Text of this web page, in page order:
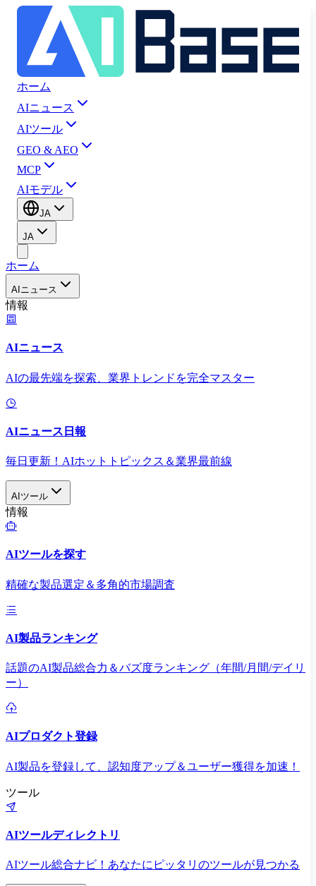
ホーム
AIニュース
AIツール
GEO & AEO
MCP
AIモデル
JA
JA
ホーム
AIニュース
情報
AIニュース
AIの最先端を探索、業界トレンドを完全マスター
AIニュース日報
毎日更新！AIホットトピックス＆業界最前線
AIツール
情報
AIツールを探す
精確な製品選定＆多角的市場調査
AI製品ランキング
話題のAI製品総合力＆バズ度ランキング（年間/月間/デイリ
ー）
AIプロダクト登録
AI製品を登録して、認知度アップ＆ユーザー獲得を加速！
ツール
AIツールディレクトリ
AIツール総合ナビ！あなたにピッタリのツールが見つかる